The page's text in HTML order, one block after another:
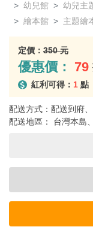
幼兒館
幼兒主
繪本館
主題繪
定價： 350 元
優惠價： 79
紅利可得： 1 點
配送方式：配送到府
配送地區： 台灣本島